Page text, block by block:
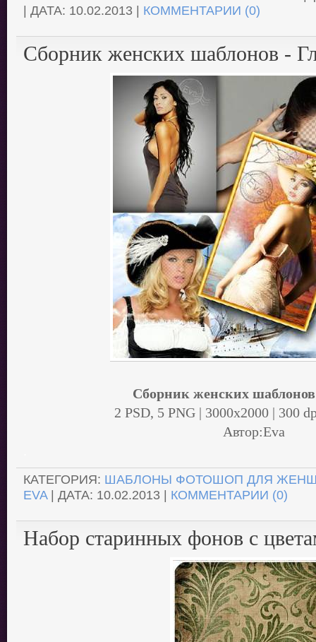
| ДАТА: 10.02.2013 | КОММЕНТАРИИ (0)
Сборник женских шаблонов -
Сборник женских
2 PSD, 5 PNG | 3000x2000 | 300
Автор:Eva
КАТЕГОРИЯ: ШАБЛОНЫ ФОТОШОП ДЛЯ
EVA| ДАТА: 10.02.2013 | КОММЕНТАРИИ (0)
Набор старинных фонов с